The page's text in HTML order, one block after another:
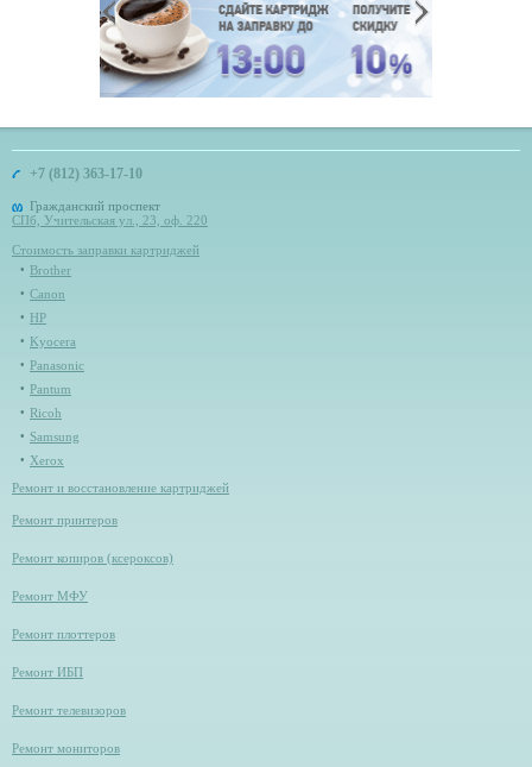
+7 (812) 363-17-10
Гражданский проспект
СПб, Учительская ул., 23, оф. 220
Стоимость заправки картриджей
Brother
Canon
HP
Kyocera
Panasonic
Pantum
Ricoh
Samsung
Xerox
Ремонт и восстановление картриджей
Ремонт принтеров
Ремонт копиров (ксероксов)
Ремонт МФУ
Ремонт плоттеров
Ремонт ИБП
Ремонт телевизоров
Ремонт мониторов